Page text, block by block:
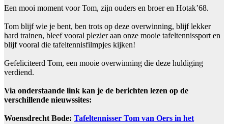
Een mooi moment voor Tom, zijn ouders en broer en Hotak’68.
Tom blijf wie je bent, ben trots op deze overwinning, blijf lekker
hard trainen, bleef vooral plezier aan onze mooie tafeltennissport en
blijf vooral die tafeltennisfilmpjes kijken!
Gefeliciteerd Tom, een mooie overwinning die deze huldiging
verdiend.
Via onderstaande link kan je de berichten lezen op de
verschillende nieuwssites:
Woensdrecht Bode: Tafeltennisser Tom van Oers in het